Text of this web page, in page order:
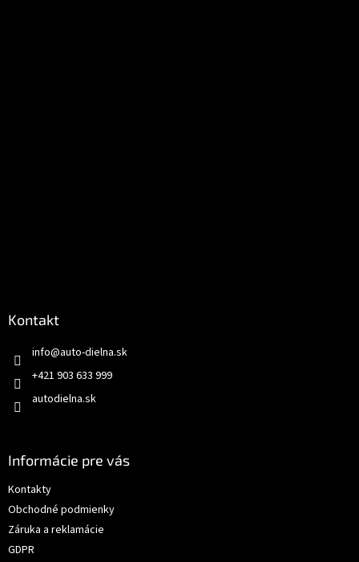
Kontakt
info@auto-dielna.sk
+421 903 633 999
autodielna.sk
Informácie pre vás
Kontakty
Obchodné podmienky
Záruka a reklamácie
GDPR